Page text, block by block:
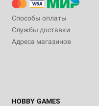
Способы оплаты
Службы доставки
Адреса магазинов
HOBBY GAMES